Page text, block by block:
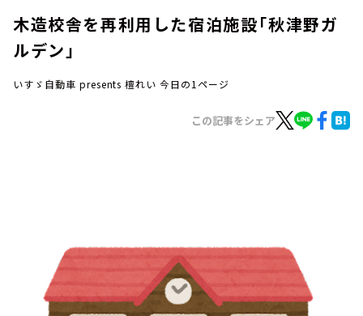
YouTube
会社情報
木造校舎を再利用した宿泊施設「秋津野ガ
ルデン」
いすゞ自動車 presents 檀れい 今日の1ページ
この記事をシェア